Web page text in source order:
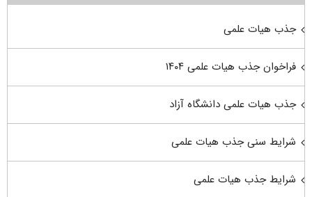
جذب هیات علمی
فراخوان جذب هیات علمی ۱۴۰۴
جذب هیات علمی دانشگاه آزاد
شرایط سنی جذب هیات علمی
شرایط جذب هیات علمی